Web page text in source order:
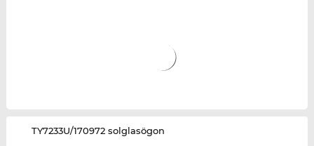
‌TY7233U/170972 solglasögon